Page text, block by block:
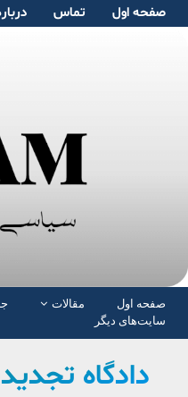
صفحە اول تماس
صفحە اول مقالات
سایت‌های دیگر
دادگاه